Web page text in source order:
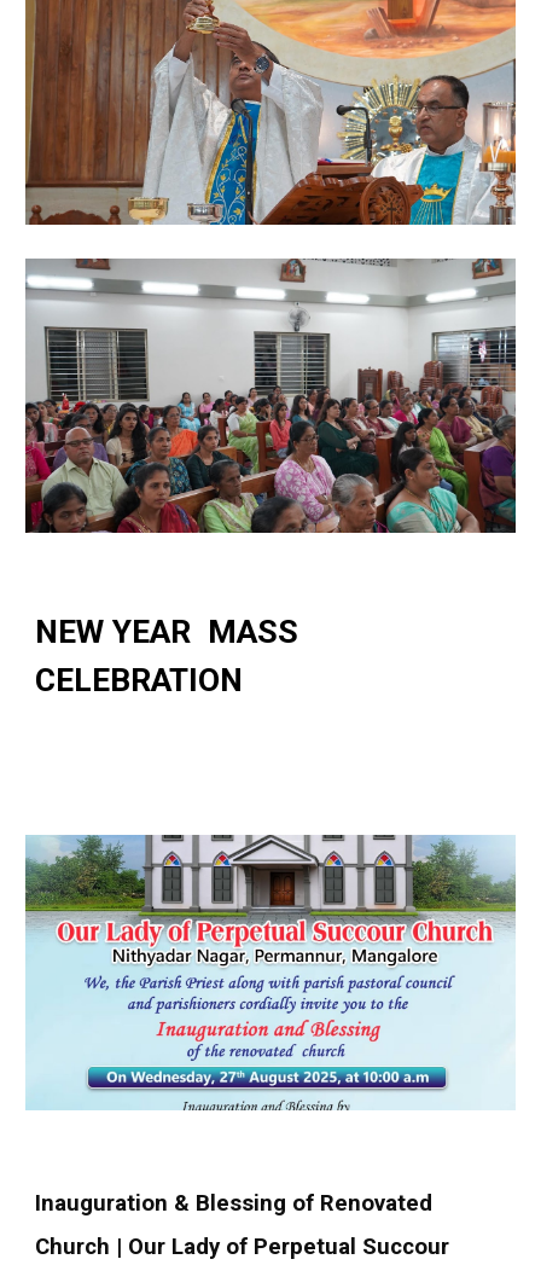
NEW YEAR MASS
CELEBRATION
Inauguration & Blessing of Renovated
Church | Our Lady of Perpetual Succour